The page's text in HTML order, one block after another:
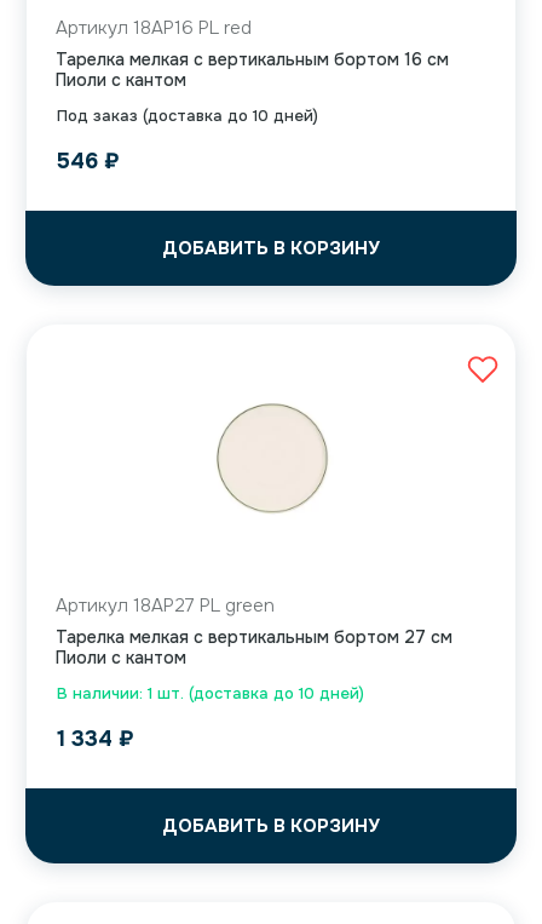
Под заказ (доставка до 10 дней)
Артикул 18AP16 PL red
Тарелка мелкая с вертикальным бортом 16 см
Пиоли с кантом
546 ₽
ДОБАВИТЬ В КОРЗИНУ
В наличии: 1 шт. (доставка до 10 дней)
Артикул 18AP27 PL green
Тарелка мелкая с вертикальным бортом 27 см
Пиоли с кантом
1 334 ₽
ДОБАВИТЬ В КОРЗИНУ